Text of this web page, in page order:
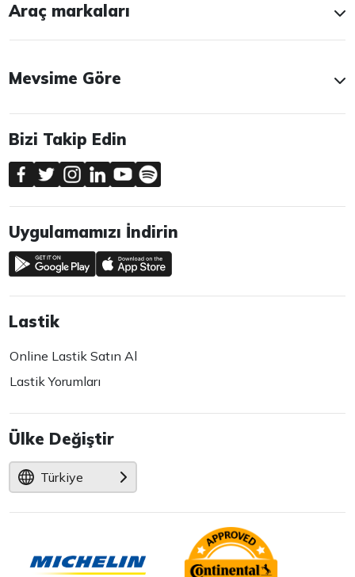
Araç markaları
Mevsime Göre
Bizi Takip Edin
Uygulamamızı İndirin
Lastik
Online Lastik Satın Al
Lastik Yorumları
Ülke Değiştir
Türkiye